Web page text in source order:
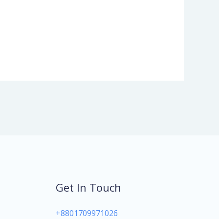
Get In Touch
+8801709971026